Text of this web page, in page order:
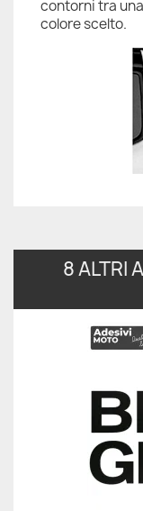
contorni tra
colore scelto.
8 ALTRI